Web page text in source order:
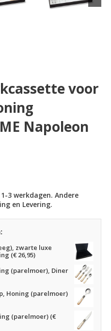
voor
Napoleon
3 werkdagen. Andere
en Levering.
zwarte luxe
(€ 26,95)
(parelmoer), Diner
Honing (parelmoer)
(parelmoer) (€